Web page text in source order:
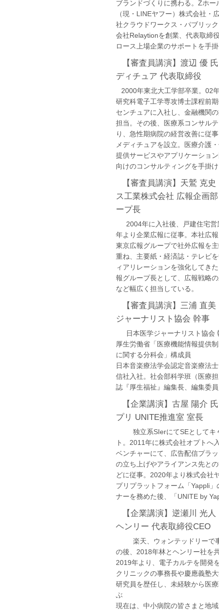
ブランドづくりに携わる。Zホー
（現・LINEヤフー）株式会社・
社クラウドワークス・パブリッ
会社Relaytionを創業、代表取締
ロース上場企業のサポートを手
【審査員講演】渡辺 優 氏
ディチュア 代表取締役
2000年東北大工学部卒業。02年
研究科電子工学専攻博士課程前
センチュアに入社し、金融機関
担当。その後、医療系コンサル
り、急性期病院の経営改善に従
メディチュアを設立。医療介護
提供サービスやアプリケーショ
向けのコンサルティングを手掛
【審査員講演】天鷲 克史
ス工業株式会社 広報企画
ープ長
2004年に入社後、戸建住宅営
年より企業広報に従事。本社広
東京広報グループで社外広報を
重ね、主要紙・経済誌・テレビ
ィアリレーションを強化してき
報グループ長として、広報戦略
など幅広く担当している。
【審査員講演】三浦 直美
ジャーナリスト協会 幹事
日本医学ジャーナリスト協会
厚生労働省「医療機能情報提供
に関する分科会」構成員
日本音楽療法学会認定音楽療法
信社入社。社会部科学班（医療
誌『厚生福祉』編集長、編集委
【企業講演】古屋 陽介 氏
プリ UNITE推進室 室長
独立系SIerにてSEとしてキャ
ト。2011年に株式会社オプトへ
ベンチャーにて、広告配信プラ
の立ち上げやアライアンス先と
どに従事。2020年より株式会社
プリプラットフォーム「Yappli
ナーを務めた後、「UNITE by
【企業講演】逆瀬川 光人
ヘンリー 代表取締役CEO
楽天、ウォンテッドリーで事
の後、2018年林とヘンリー社を
2019年より、電子カルテを開発
クリニックの事務長や慶應義塾
研究員を歴任し、未経験から医
ぶ
現在は、中小病院の皆さまと地